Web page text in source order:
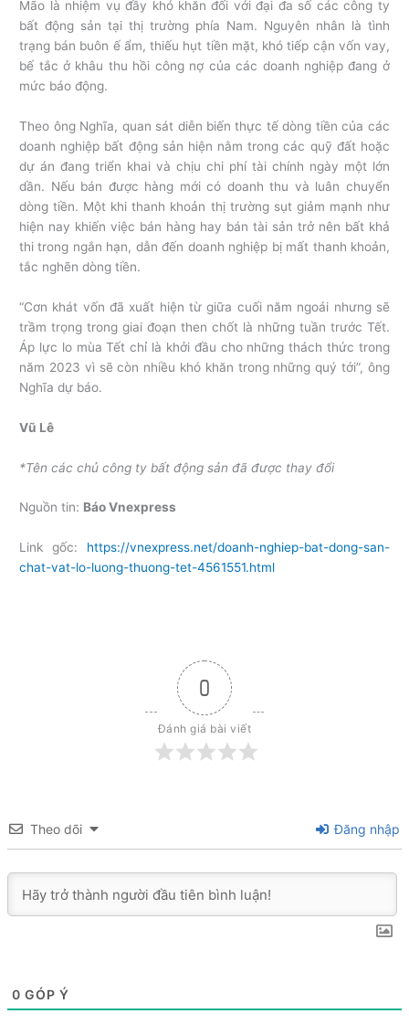
Mão là nhiệm vụ đầy khó khăn đối với đại đa số các công ty
bất động sản tại thị trường phía Nam. Nguyên nhân là tình
trạng bán buôn ế ẩm, thiếu hụt tiền mặt, khó tiếp cận vốn vay,
bế tắc ở khâu thu hồi công nợ của các doanh nghiệp đang ở
mức báo động.
Theo ông Nghĩa, quan sát diễn biến thực tế dòng tiền của các
doanh nghiệp bất động sản hiện nằm trong các quỹ đất hoặc
dự án đang triển khai và chịu chi phí tài chính ngày một lớn
dần. Nếu bán được hàng mới có doanh thu và luân chuyển
dòng tiền. Một khi thanh khoản thị trường sụt giảm mạnh như
hiện nay khiến việc bán hàng hay bán tài sản trở nên bất khả
thi trong ngắn hạn, dẫn đến doanh nghiệp bị mất thanh khoản,
tắc nghẽn dòng tiền.
“Cơn khát vốn đã xuất hiện từ giữa cuối năm ngoái nhưng sẽ
trầm trọng trong giai đoạn then chốt là những tuần trước Tết.
Áp lực lo mùa Tết chỉ là khởi đầu cho những thách thức trong
năm 2023 vì sẽ còn nhiều khó khăn trong những quý tới”, ông
Nghĩa dự báo.
Vũ Lê
*Tên các chủ công ty bất động sản đã được thay đổi
Nguồn tin: Báo Vnexpress
Link gốc: https://vnexpress.net/doanh-nghiep-bat-dong-san-
chat-vat-lo-luong-thuong-tet-4561551.html
0
Đánh giá bài viết
Theo dõi Đăng nhập
0 GÓP Ý